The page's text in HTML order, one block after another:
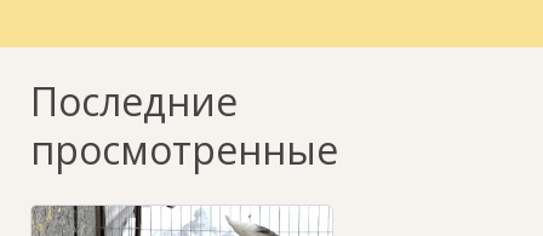
Последние
просмотренные